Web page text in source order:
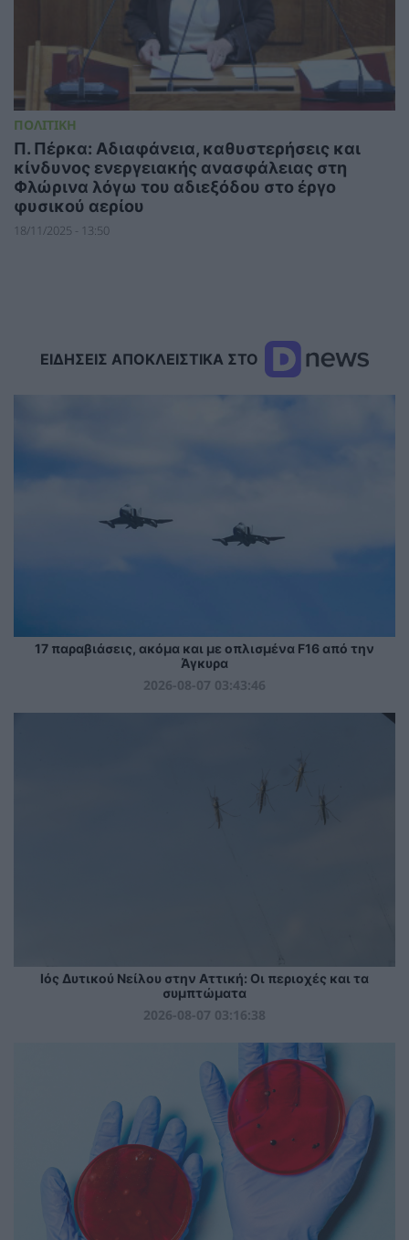
ΠΟΛΙΤΙΚΗ
Π. Πέρκα: Αδιαφάνεια, καθυστερήσεις και
κίνδυνος ενεργειακής ανασφάλειας στη
Φλώρινα λόγω του αδιεξόδου στο έργο
φυσικού αερίου
18/11/2025 - 13:50
ΕΙΔΗΣΕΙΣ ΑΠΟΚΛΕΙΣΤΙΚΑ ΣΤΟ
17 παραβιάσεις, ακόμα και με οπλισμένα F16 από την
Άγκυρα
2026-08-07 03:43:46
Ιός Δυτικού Νείλου στην Αττική: Οι περιοχές και τα
συμπτώματα
2026-08-07 03:16:38